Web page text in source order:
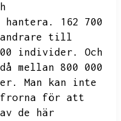
hantera.
162 700
till
individer.
Och
mellan 800 000
Man kan inte
för att
de här